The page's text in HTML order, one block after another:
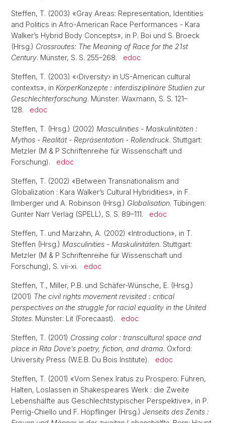
Steffen, T. (2003) «Gray Areas: Representation, Identities
and Politics in Afro-American Race Performances - Kara
Walker’s Hybrid Body Concepts», in P. Boi und S. Broeck
(Hrsg.) Crossroutes: The Meaning of Race for the 21st
Century. Münster, S. S. 255–268. edoc
Steffen, T. (2003) «‹Diversity› in US-American cultural
contexts», in KörperKonzepte : interdisziplinäre Studien zur
Geschlechterforschung. Münster: Waxmann, S. S. 121–
128. edoc
Steffen, T. (Hrsg.) (2002) Masculinities - Maskulinitäten :
Mythos - Realität - Repräsentation - Rollendruck. Stuttgart:
Metzler (M & P Schriftenreihe für Wissenschaft und
Forschung). edoc
Steffen, T. (2002) «Between Transnationalism and
Globalization : Kara Walker’s Cultural Hybridities», in F.
Ilmberger und A. Robinson (Hrsg.) Globalisation. Tübingen:
Gunter Narr Verlag (SPELL), S. S. 89–111. edoc
Steffen, T. und Marzahn, A. (2002) «Introduction», in T.
Steffen (Hrsg.) Masculinities - Maskulinitäten. Stuttgart:
Metzler (M & P Schriftenreihe für Wissenschaft und
Forschung), S. vii-xi. edoc
Steffen, T., Miller, P.B. und Schäfer-Wünsche, E. (Hrsg.)
(2001) The civil rights movement revisited : critical
perspectives on the struggle for racial equality in the United
States. Münster: Lit (Forecaast). edoc
Steffen, T. (2001) Crossing color : transcultural space and
place in Rita Dove’s poetry, fiction, and drama. Oxford:
University Press (W.E.B. Du Bois Institute). edoc
Steffen, T. (2001) «Vom Senex Iratus zu Prospero: Führen,
Halten, Loslassen in Shakespeares Werk : die Zweite
Lebenshälfte aus Geschlechtstypischer Perspektive», in P.
Perrig-Chiello und F. Höpflinger (Hrsg.) Jenseits des Zenits :